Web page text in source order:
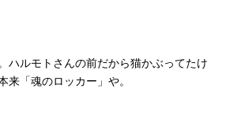
ハルモトさんの前だから猫かぶってたけ
来「魂のロッカー」や。